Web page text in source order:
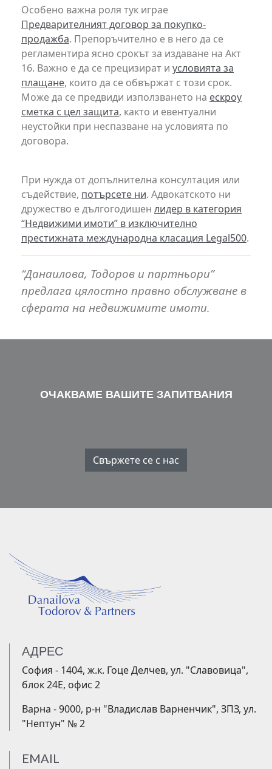
Особено важна роля тук играе
Предварителният договор за покупко-
продажба. Препоръчително е в него да се
регламентира ясно срокът за издаване на Акт
16. Важно е да се прецизират и условията за
плащане, които да се обвържат с този срок.
Може да се предвиди използването на ескроу
сметка с цел защита, както и евентуални
неустойки при неспазване на условията по
договора.
При нужда от допълнителна консултация или
съдействие, потърсете ни. Адвокатското ни
дружество е дългогодишен лидер в категория
“Недвижими имоти” в изключително
престижната международна класация Legal500.
“Данаилова, Тодоров и партньори”
предлага цялостно правно обслужване в
сферата на недвижимите имоти.
ОЧАКВАМЕ ВАШИТЕ ЗАПИТВАНИЯ
Свържете се с нас
АДРЕС
София - 1404, ж.к. Гоце Делчев, ул. "Славовица",
блок 24Е, офис 2
Варна - 9000, р-н "Владислав Варненчик", ЗПЗ, ул.
"Нептун" № 2
EMAIL